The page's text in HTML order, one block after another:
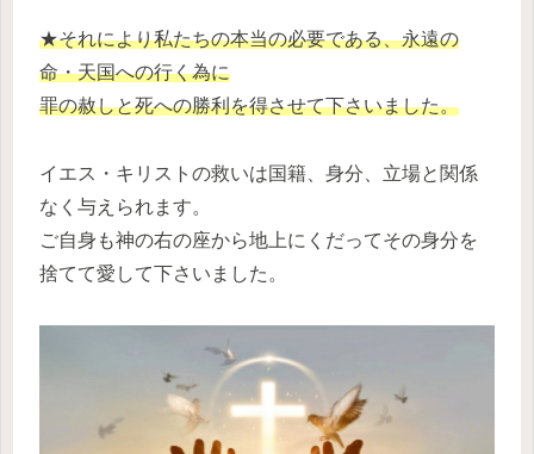
★それにより私たちの本当の必要である、永遠の
命・天国への行く為に
罪の赦しと死への勝利を得させて下さいました。
イエス・キリストの救いは国籍、身分、立場と関係
なく与えられます。
ご自身も神の右の座から地上にくだってその身分を
捨てて愛して下さいました。